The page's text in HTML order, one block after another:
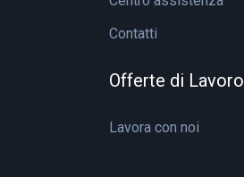
Contatti
Offerte di Lavoro
Lavora con noi